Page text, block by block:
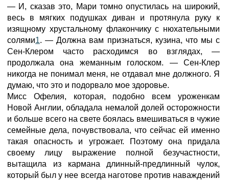
— И, сказав это, Мари томно опустилась на широкий,
весь в мягких подушках диван и протянула руку к
изящному хрустальному флакончику с нюхательными
солями1. — Должна вам признаться, кузина, что мы с
Сен-Клером часто расходимся во взглядах, —
продолжала она жеманным голоском. — Сен-Клер
никогда не понимал меня, не отдавал мне должного. Я
думаю, что это и подорвало мое здоровье.
Мисс Офелия, которая, подобно всем уроженкам
Новой Англии, обладала немалой долей осторожности
и больше всего на свете боялась вмешиваться в чужие
семейные дела, почувствовала, что сейчас ей именно
такая опасность и угрожает. Поэтому она придала
своему лицу выражение полной безучастности,
вытащила из кармана длинный-предлинный чулок,
который был у нее всегда наготове против наваждений